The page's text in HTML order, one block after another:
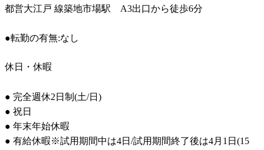
都営大江戸 線築地市場駅　A3出口から徒歩6分
●転勤の有無:なし
休日・休暇
● 完全週休2日制(土/日)
● 祝日
● 年末年始休暇
● 有給休暇※試用期間中は4日/試用期間終了後は4月1日(15